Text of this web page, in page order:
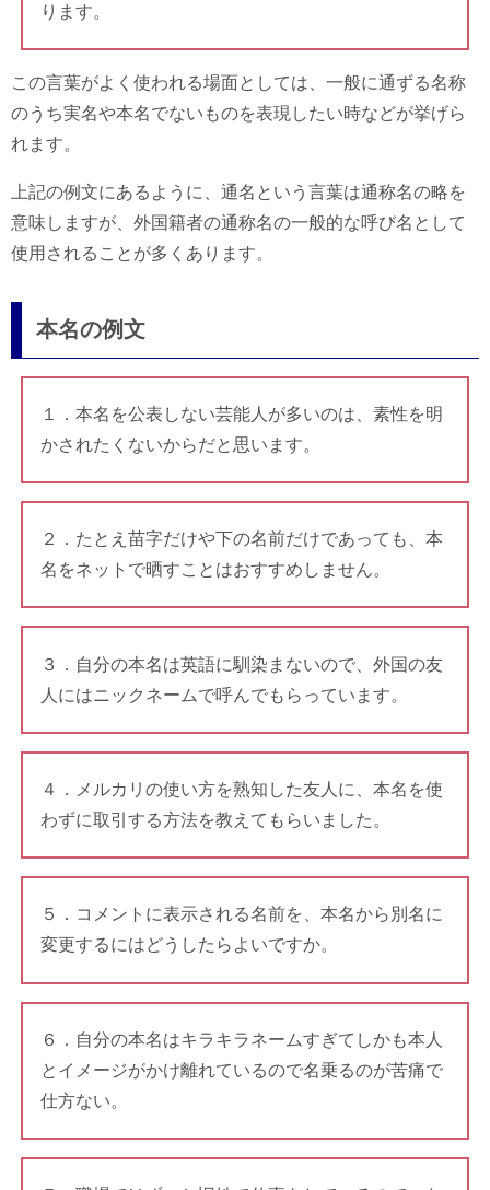
ります。
この言葉がよく使われる場面としては、一般に通ずる名称
のうち実名や本名でないものを表現したい時などが挙げら
れます。
上記の例文にあるように、通名という言葉は通称名の略を
意味しますが、外国籍者の通称名の一般的な呼び名として
使用されることが多くあります。
本名の例文
１．本名を公表しない芸能人が多いのは、素性を明
かされたくないからだと思います。
２．たとえ苗字だけや下の名前だけであっても、本
名をネットで晒すことはおすすめしません。
３．自分の本名は英語に馴染まないので、外国の友
人にはニックネームで呼んでもらっています。
４．メルカリの使い方を熟知した友人に、本名を使
わずに取引する方法を教えてもらいました。
５．コメントに表示される名前を、本名から別名に
変更するにはどうしたらよいですか。
６．自分の本名はキラキラネームすぎてしかも本人
とイメージがかけ離れているので名乗るのが苦痛で
仕方ない。